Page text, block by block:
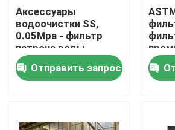
Дом
О нас
Аксессуары
водоочистки SS,
0.05Mpa - фильтр
патрона воды
точности пива
0.07MPA
Отправить запрос